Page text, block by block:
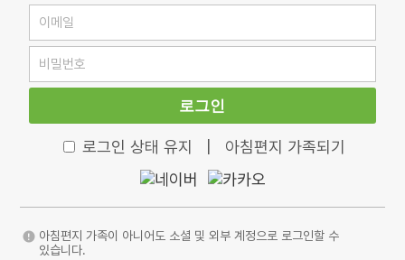
로그인
로그인 상태 유지 아침편지 가족되기
아침편지 가족이 아니어도 소셜 및 외부 계정으로 로그인할 수
있습니다.